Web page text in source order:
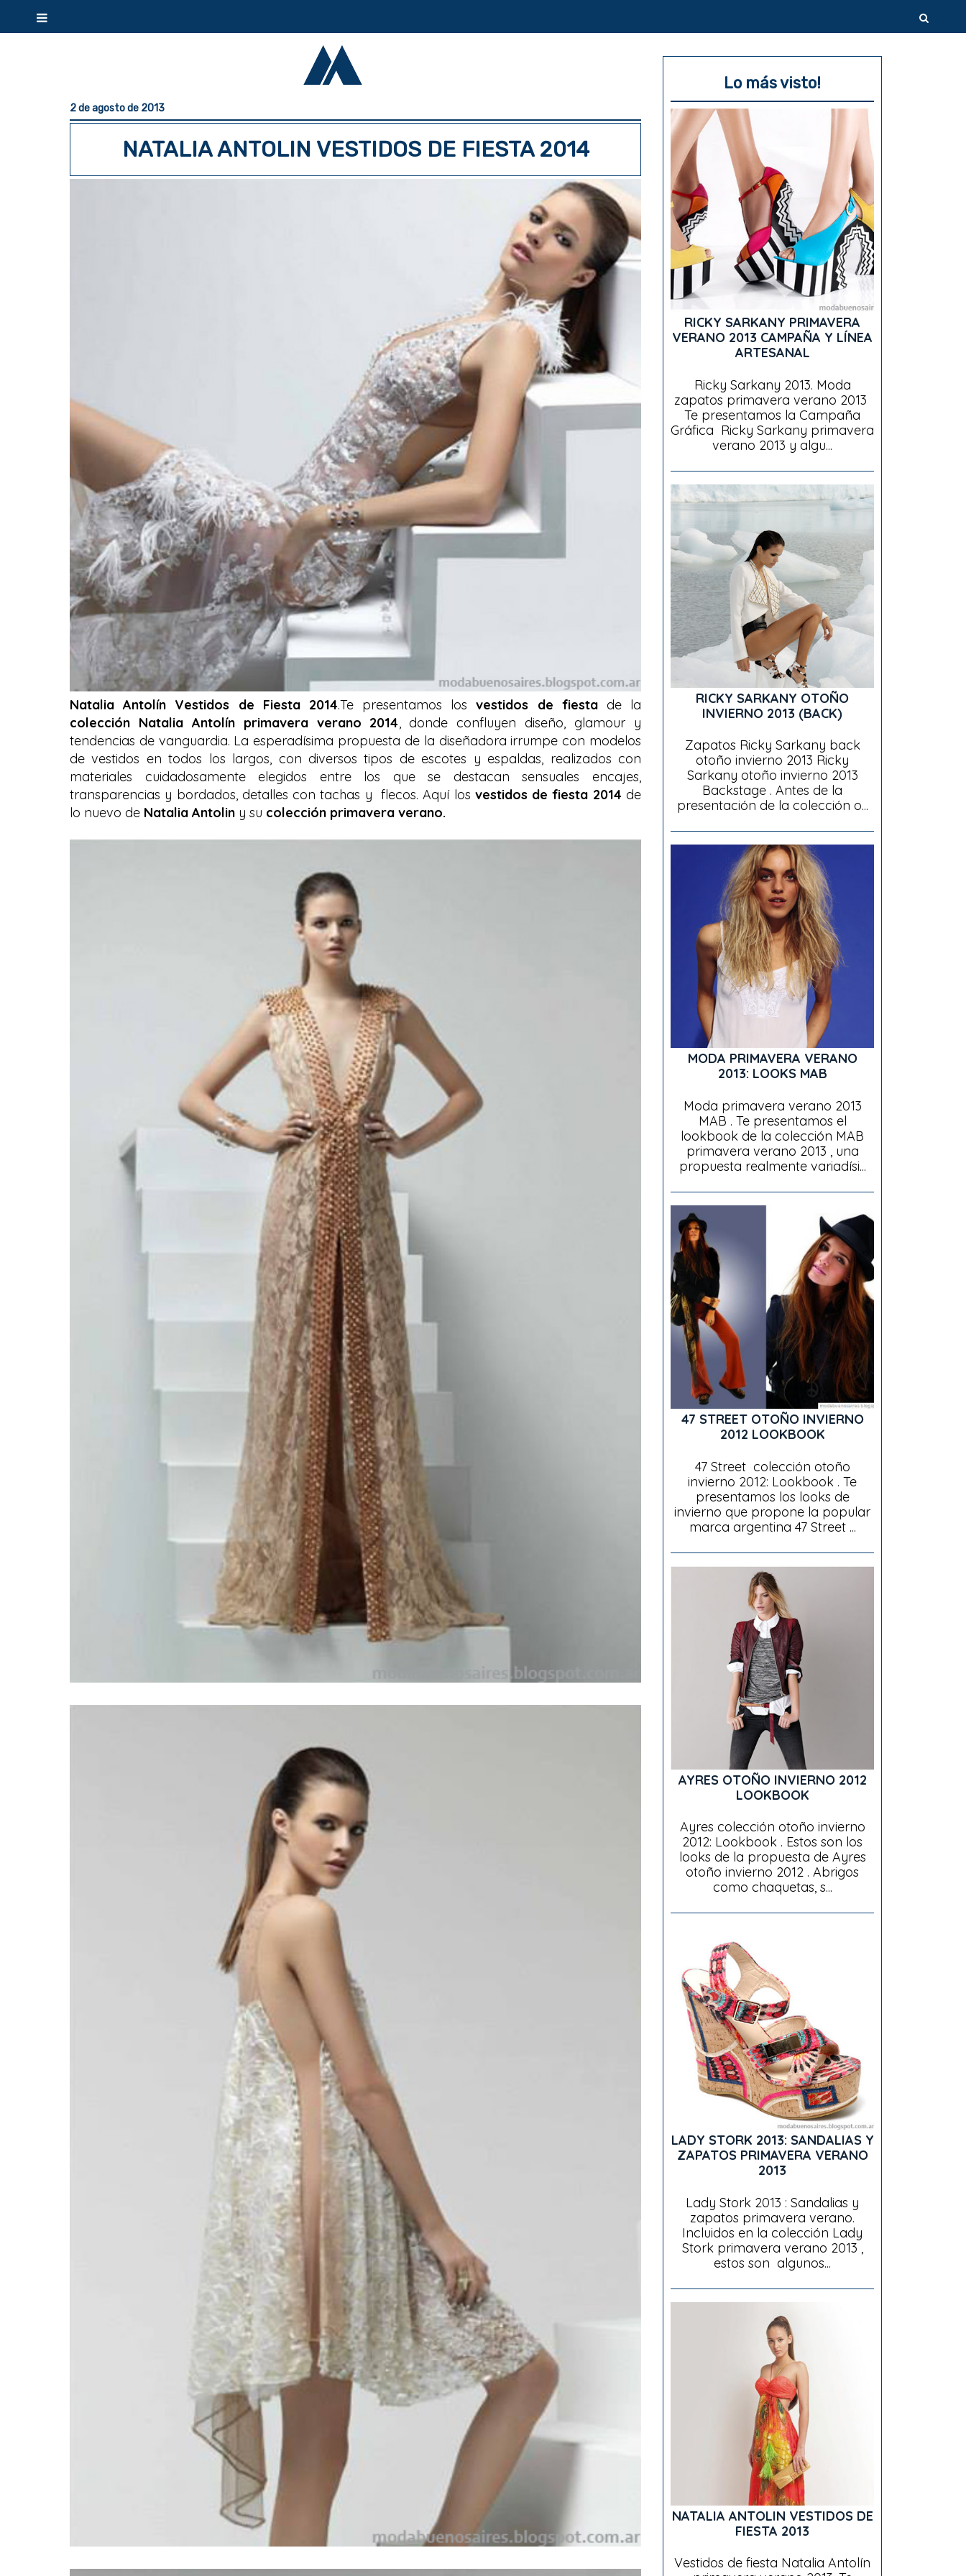
2 de agosto de 2013
NATALIA ANTOLIN VESTIDOS DE FIESTA 2014
Natalia Antolín Vestidos de Fiesta 2014.Te presentamos losvestidos de fiesta de la
colección Natalia Antolín primavera verano 2014, donde confluyen diseño, glamour y
tendencias de vanguardia. La esperadísima propuesta de la diseñadora irrumpe con modelos
de vestidos en todos los largos, con diversos tipos de escotes y espaldas, realizados con
materiales cuidadosamente elegidos entre los que se destacan sensuales encajes,
transparencias y bordados, detalles con tachas y flecos. Aquí los vestidos de fiesta 2014 de
lo nuevo de Natalia Antolin y su colección primavera verano.
Lo más visto!
RICKY SARKANY PRIMAVERA
VERANO 2013 CAMPAÑA Y LÍNEA
ARTESANAL
Ricky Sarkany 2013. Moda
zapatos primavera verano 2013
Te presentamos la Campaña
Gráfica Ricky Sarkany primavera
verano 2013 y algu...
RICKY SARKANY OTOÑO
INVIERNO 2013 (BACK)
Zapatos Ricky Sarkany back
otoño invierno 2013 Ricky
Sarkany otoño invierno 2013
Backstage . Antes de la
presentación de la colección o...
MODA PRIMAVERA VERANO
2013: LOOKS MAB
Moda primavera verano 2013
MAB . Te presentamos el
lookbook de la colección MAB
primavera verano 2013 , una
propuesta realmente variadísi...
47 STREET OTOÑO INVIERNO
2012 LOOKBOOK
47 Street colección otoño
invierno 2012: Lookbook . Te
presentamos los looks de
invierno que propone la popular
marca argentina 47 Street ...
AYRES OTOÑO INVIERNO 2012
LOOKBOOK
Ayres colección otoño invierno
2012: Lookbook . Estos son los
looks de la propuesta de Ayres
otoño invierno 2012 . Abrigos
como chaquetas, s...
LADY STORK 2013: SANDALIAS Y
ZAPATOS PRIMAVERA VERANO
2013
Lady Stork 2013 : Sandalias y
zapatos primavera verano.
Incluidos en la colección Lady
Stork primavera verano 2013 ,
estos son algunos...
NATALIA ANTOLIN VESTIDOS DE
FIESTA 2013
Vestidos de fiesta Natalia Antolín